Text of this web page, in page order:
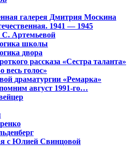
галерея Дмитрия Москина
1941 — 1945
С. Артемьевой
школы
двора
рассказа «Сестра таланта»
весь голос»
драматургии «Ремарка»
август 1991-го…
с Юлией Свинцовой